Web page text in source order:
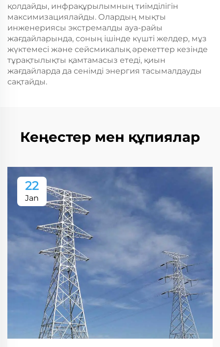
қолдайды, инфрақұрылымның тиімділігін
максимизациялайды. Олардың мықты
инженериясы экстремалды ауа-райы
жағдайларында, соның ішінде күшті желдер, мұз
жүктемесі және сейсмикалық әрекеттер кезінде
тұрақтылықты қамтамасыз етеді, қиын
жағдайларда да сенімді энергия тасымалдауды
сақтайды.
Кеңестер мен құпиялар
22
Jan